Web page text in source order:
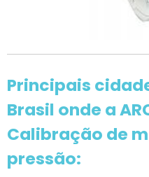
Principais
Brasil onde a
Calibração de
pressão: